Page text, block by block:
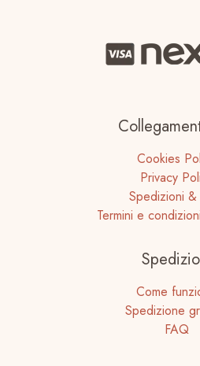
Cookies
Privacy
Spedizioni &
Termini e
Come
Spedizione
FAQ